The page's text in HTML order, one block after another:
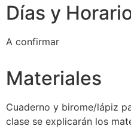
Días y
A confirmar
Materiales
Cuaderno y birome/lápiz
clase se explicarán los